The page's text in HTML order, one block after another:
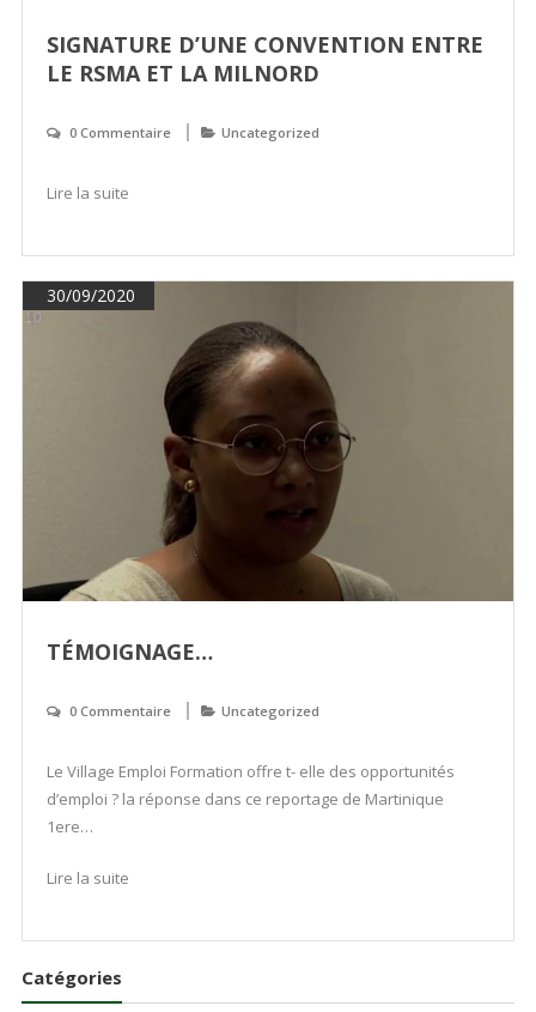
SIGNATURE D’UNE CONVENTION ENTRE
LE RSMA ET LA MILNORD
0 Commentaire Uncategorized
Lire la suite
30/09/2020
TÉMOIGNAGE…
0 Commentaire Uncategorized
Le Village Emploi Formation offre t- elle des opportunités
d’emploi ? la réponse dans ce reportage de Martinique
1ere…
Lire la suite
Catégories